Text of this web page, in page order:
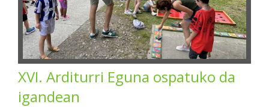
XVI. Arditurri Eguna ospatuko da
igandean